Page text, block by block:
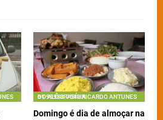
61 99983-7549 RICARDO ANTUNES DO ALÔ BRASÍLIA
Domingo é dia de almoçar na